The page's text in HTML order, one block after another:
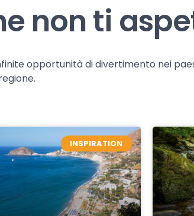
non ti
opportunità di divertimento nei
INSPIRATION